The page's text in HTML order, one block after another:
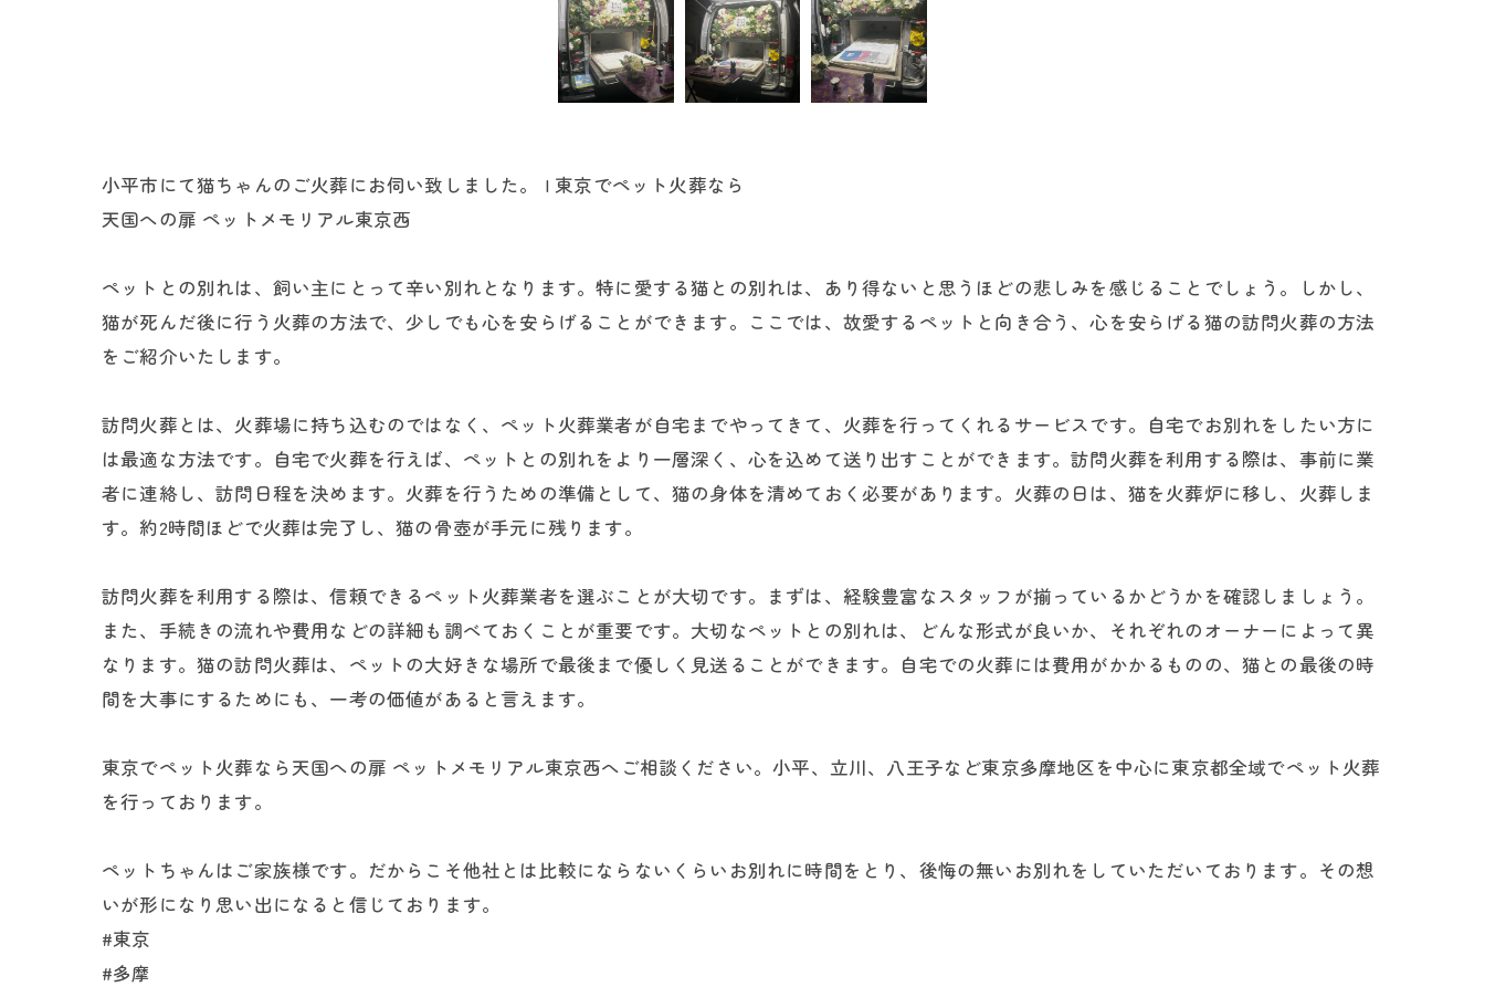
小平市にて猫ちゃんのご火葬にお伺い致しました。 | 東京でペット火葬なら
天国への扉 ペットメモリアル東京西
ペットとの別れは、飼い主にとって辛い別れとなります。特に愛する猫との別れは、あり得ないと思うほどの悲しみを感じることでしょう。しかし、
猫が死んだ後に行う火葬の方法で、少しでも心を安らげることができます。ここでは、故愛するペットと向き合う、心を安らげる猫の訪問火葬の方法
をご紹介いたします。
訪問火葬とは、火葬場に持ち込むのではなく、ペット火葬業者が自宅までやってきて、火葬を行ってくれるサービスです。自宅でお別れをしたい方に
は最適な方法です。自宅で火葬を行えば、ペットとの別れをより一層深く、心を込めて送り出すことができます。訪問火葬を利用する際は、事前に業
者に連絡し、訪問日程を決めます。火葬を行うための準備として、猫の身体を清めておく必要があります。火葬の日は、猫を火葬炉に移し、火葬しま
す。約2時間ほどで火葬は完了し、猫の骨壺が手元に残ります。
訪問火葬を利用する際は、信頼できるペット火葬業者を選ぶことが大切です。まずは、経験豊富なスタッフが揃っているかどうかを確認しましょう。
また、手続きの流れや費用などの詳細も調べておくことが重要です。大切なペットとの別れは、どんな形式が良いか、それぞれのオーナーによって異
なります。猫の訪問火葬は、ペットの大好きな場所で最後まで優しく見送ることができます。自宅での火葬には費用がかかるものの、猫との最後の時
間を大事にするためにも、一考の価値があると言えます。
東京でペット火葬なら天国への扉 ペットメモリアル東京西へご相談ください。小平、立川、八王子など東京多摩地区を中心に東京都全域でペット火葬
を行っております。
ペットちゃんはご家族様です。だからこそ他社とは比較にならないくらいお別れに時間をとり、後悔の無いお別れをしていただいております。その想
いが形になり思い出になると信じております。
#東京
#多摩